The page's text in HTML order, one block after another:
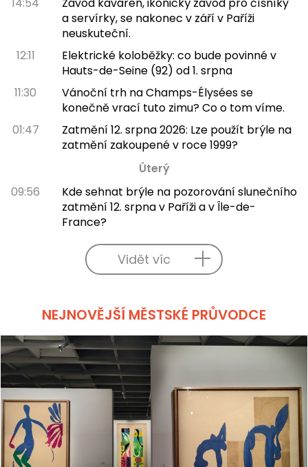
a servírky, se nakonec v září v Paříži
neuskuteční.
12:11
Elektrické koloběžky: co bude povinné v
Hauts-de-Seine (92) od 1. srpna
11:30
Vánoční trh na Champs-Élysées se
konečně vrací tuto zimu? Co o tom víme.
01:47
Zatmění 12. srpna 2026: Lze použít brýle na
zatmění zakoupené v roce 1999?
Úterý
09:56
Kde sehnat brýle na pozorování slunečního
zatmění 12. srpna v Paříži a v Île-de-
France?
Vidět víc
NEJNOVĚJŠÍ MĚSTSKÉ PRŮVODCE